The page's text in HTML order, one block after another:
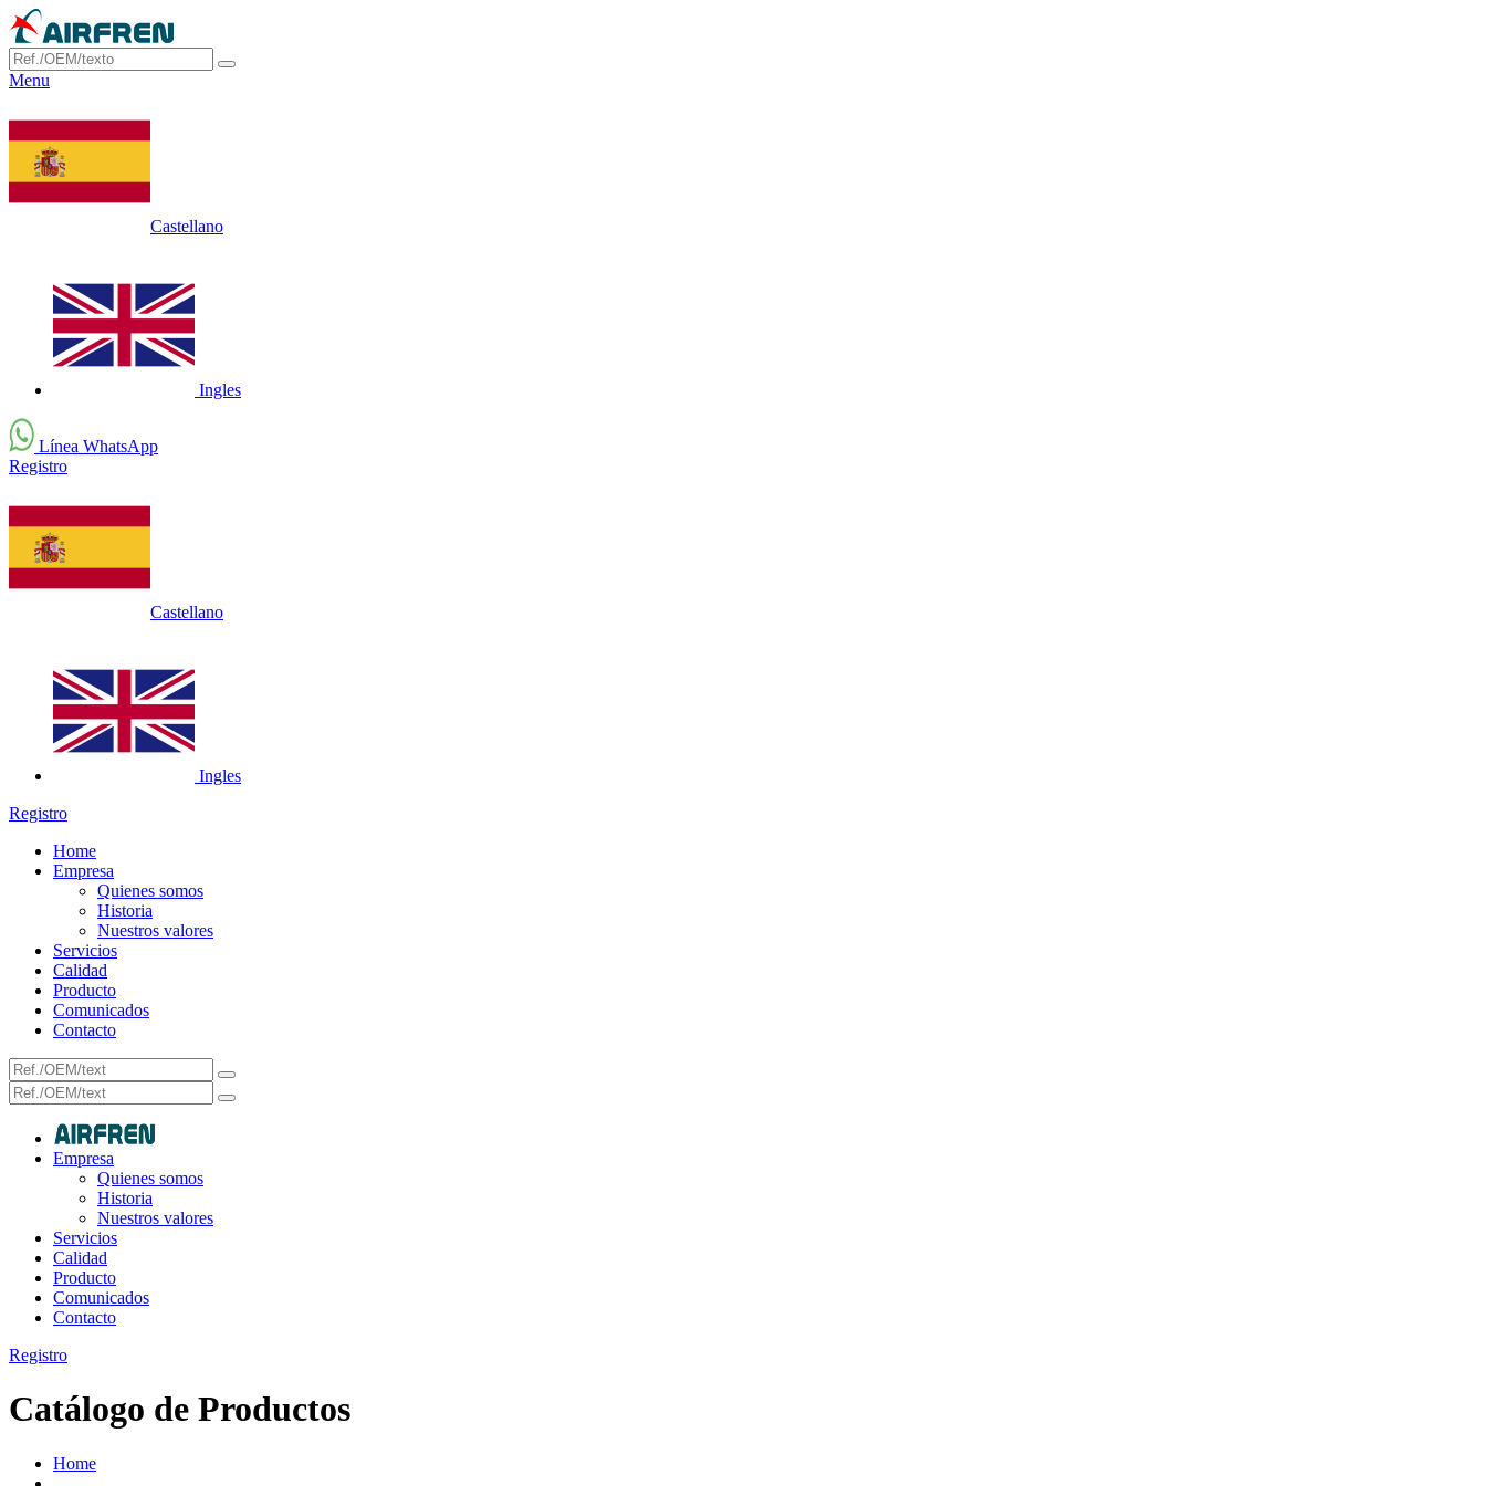
Menu
Castellano
Ingles
Línea WhatsApp
Registro
Castellano
Ingles
Registro
Home
Empresa
Quienes somos
Historia
Nuestros valores
Servicios
Calidad
Producto
Comunicados
Contacto
Empresa
Quienes somos
Historia
Nuestros valores
Servicios
Calidad
Producto
Comunicados
Contacto
Registro
Catálogo de Productos
Home